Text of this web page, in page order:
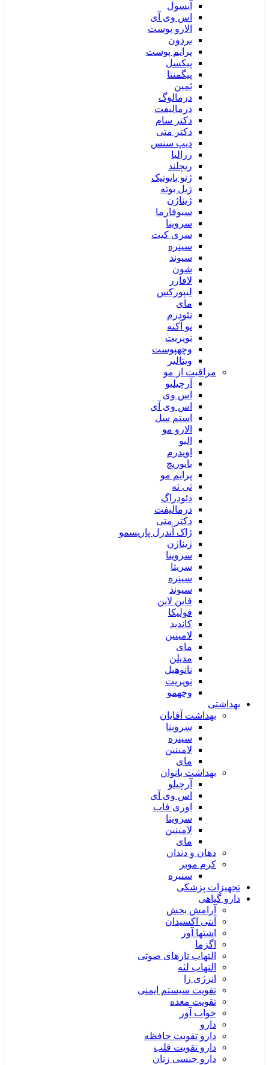
آیسول
اس وی آی
الارو پوست
بردون
پرایم پوست
پیکسل
پیگمنتا
ثمین
درمالوگ
درمالیفت
دکتر سام
دکتر متی
دیپ سنس
رزالیا
ریچلند
ژنو بایوتیک
ژیل بوته
ژیناژن
سبوفارما
سروینا
سری کیت
سینره
سیوند
شون
لافارر
لیپورکس
مای
نئودرم
نو آکنه
نوپریت
وچهپوست
ویتالیر
مراقبت از مو
آرچیلیو
اس وی
اس وی آی
استم سل
الارو مو
الیو
اویدرم
بایوریچ
پرایم مو
ثی ثه
دئودراگ
درمالیفت
دکتر متی
ژاک آندرل پاریسمو
ژیناژن
سروینا
سریتا
سینره
سیوند
فاین لاین
فولیکا
کاندید
لامینین
مای
مدیلن
نانوهیل
نوپریت
وچهمو
بهداشتی
بهداشت آقایان
سروینا
سینره
لامینین
مای
بهداشت بانوان
آرچیلو
اس وی آی
اوری فاب
سروینا
لامینین
مای
دهان و دندان
کرم موبر
سنیره
تجهیزات پزشکی
دارو گیاهی
آرامش بخش
آنتی اکسیدان
اشتها آور
اگزما
التهاب تارهای صوتی
التهاب لثه
انرژی زا
تقویت سیستم ایمنی
تقویت معده
خواب آور
دارو
دارو تقویت حافظه
دارو تقویت قلب
دارو جنسی زنان